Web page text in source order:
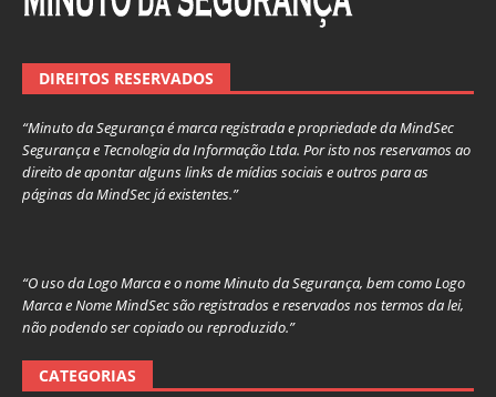
DIREITOS RESERVADOS
“Minuto da Segurança é marca registrada e propriedade da MindSec
Segurança e Tecnologia da Informação Ltda. Por isto nos reservamos ao
direito de apontar alguns links de mídias sociais e outros para as
páginas da MindSec já existentes.”
“O uso da Logo Marca e o nome Minuto da Segurança, bem como Logo
Marca e Nome MindSec são registrados e reservados nos termos da lei,
não podendo ser copiado ou reproduzido.”
CATEGORIAS